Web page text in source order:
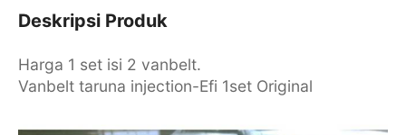
Deskripsi Produk
Harga 1 set isi 2 vanbelt.
Vanbelt taruna injection-Efi 1set Original